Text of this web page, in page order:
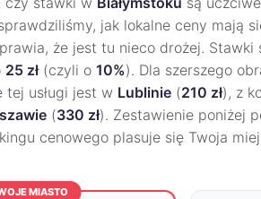
jak lokalne ceny mają
że jest tu nieco drożej. Stawki
25 zł(czyli o 10%). Dla szerszego
tej usługi jest w Lublinie (210 zł), z
(330 zł). Zestawienie poniżej
cenowego plasuje się Twoja
MIASTO